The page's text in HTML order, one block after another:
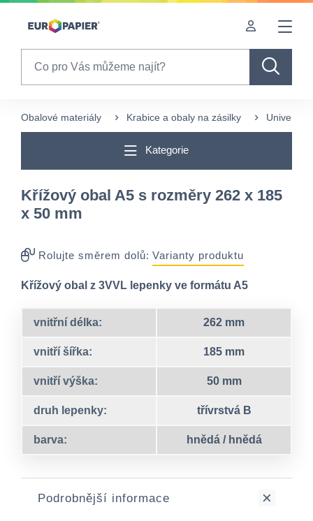
Table Of Content
Pro Vás zajímavé produkty
Obalové materiály Krabice a obaly na zásilky
Kategorie
Křížový obal A5 s rozměry 262 x 185
x 50 mm
Rolujte směrem dolů: Varianty produktu
Křížový obal z 3VVL lepenky ve formátu A5
vnitřní délka: 262 mm
vnitří šířka: 185 mm
vnitří výška: 50 mm
druh lepenky: třívrstvá B
barva: hnědá / hnědá
Podrobnější informace